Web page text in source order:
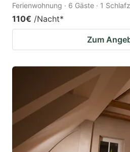
Ferienwohnung · 6 Gäste · 1
110€ /Nacht*
Zum